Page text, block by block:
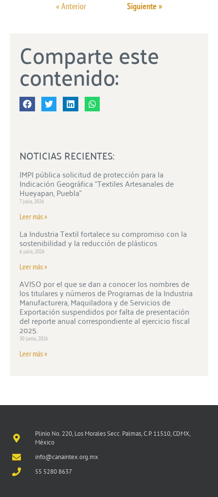
« Anterior Siguiente »
Comparte este
contenido:
NOTICIAS RECIENTES:
IMPI pública solicitud de protección para la
Indicación Geográfica “Textiles Artesanales de
Hueyapan, Puebla”
7 julio, 2026
Leer más »
La Industria Textil fortalece su compromiso con la
sostenibilidad y la reducción de plásticos
6 julio, 2026
Leer más »
AVISO por el que se dan a conocer los nombres de
los titulares y números de Programas de la Industria
Manufacturera, Maquiladora y de Servicios de
Exportación suspendidos por falta de presentación
del reporte anual correspondiente al ejercicio fiscal
2025.
30 junio, 2026
Leer más »
Plinio No. 220, Los Morales Secc. Palmas, C.P. 11510, CDMX,
México
info@canaintex.org.mx
55 5280 8637